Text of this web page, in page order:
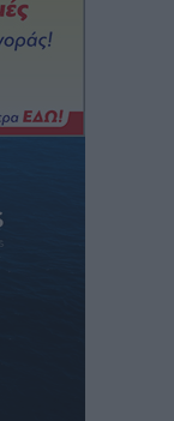
τους
Πειραιά